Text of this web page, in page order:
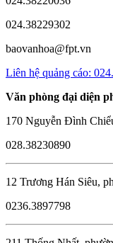
024.38229302
baovanhoa@fpt.vn
Liên hệ quảng cáo:
Văn phòng đại diện
170 Nguyễn Đình
028.38230890
12 Trương Hán Siêu,
0236.3897798